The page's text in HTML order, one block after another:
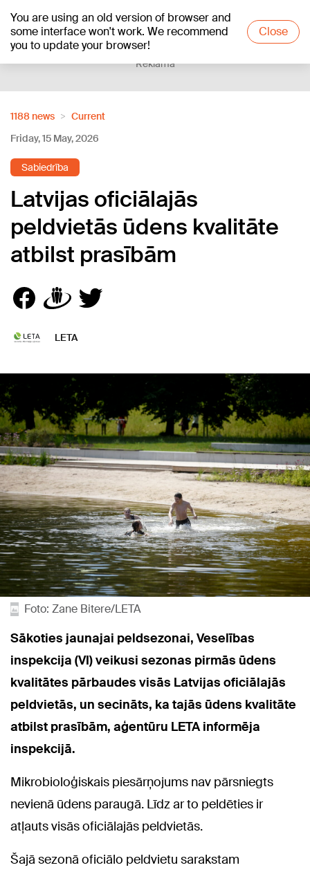
You are using an old version of browser and
some interface won't work. We recommend
you to update your browser!
Close
+21°C
Reklāma
1188 news
Current
Friday, 15 May, 2026
Sabiedrība
Latvijas oficiālajās
peldvietās ūdens kvalitāte
atbilst prasībām
LETA
Foto: Zane Bitere/LETA
Sākoties jaunajai peldsezonai, Veselības
inspekcija (VI) veikusi sezonas pirmās ūdens
kvalitātes pārbaudes visās Latvijas oficiālajās
peldvietās, un secināts, ka tajās ūdens kvalitāte
atbilst prasībām, aģentūru LETA informēja
inspekcijā.
Mikrobioloģiskais piesārņojums nav pārsniegts
nevienā ūdens paraugā. Līdz ar to peldēties ir
atļauts visās oficiālajās peldvietās.
Šajā sezonā oficiālo peldvietu sarakstam